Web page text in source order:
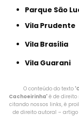
Parque São
Vila Prudente
Vila Brasília
Vila Guarani
O conteúdo do texto "
Cachoeirinha" é de
citando nossos links, é
de direito autoral – artigo